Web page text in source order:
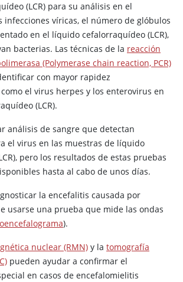
(LCR) para su análisis en el
infecciones víricas, el número de glóbulos
en el líquido cefalorraquídeo (LCR),
bacterias. Las técnicas de la reacción
(Polymerase chain reaction, PCR)
con mayor rapidez
el virus herpes y los enterovirus en
(LCR).
análisis de sangre que detectan
el virus en las muestras de líquido
pero los resultados de estas pruebas
hasta al cabo de unos días.
la encefalitis causada por
usarse una prueba que mide las ondas
).
nuclear (RMN) y la tomografía
pueden ayudar a confirmar el
en casos de encefalomielitis